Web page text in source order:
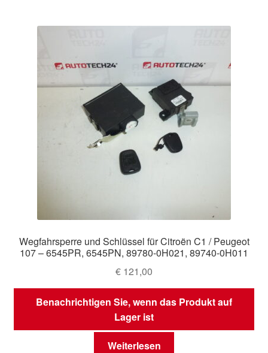
Wegfahrsperre und Schlüssel für Citroën C1 / Peugeot
107 – 6545PR, 6545PN, 89780-0H021, 89740-0H011
€ 121,00
Benachrichtigen Sie, wenn das Produkt auf
Lager ist
Weiterlesen